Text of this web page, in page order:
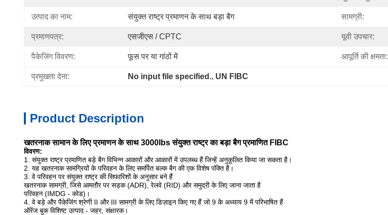
उत्पाद का नाम: संयुक्त राष्ट्र प्रमाणन के साथ बड़ा बैग सामग्री:
प्रमाणपत्र: एसजीएस / CPTC यूवी उपचार:
पैकेजिंग विवरण: फूस पर या गांठों में आपूर्ति की क्षमता:
प्रमुखता देना: No input file specified., UN FIBC
Product Description
खतरनाक सामान के लिए प्रमाणन के साथ 3000lbs संयुक्त राष्ट्र का बड़ा बैग प्रमाणित FIBC
विवरण:
1. संयुक्त राष्ट्र प्रमाणित बड़े बैग विभिन्न आकारों और आकारों में उपलब्ध हैं जिन्हें अनुकूलित किया जा सकता है।
2. यह खतरनाक सामग्रियों के परिवहन के लिए समर्पित बल्क बैग की एक विशेष पंक्ति है।
3. वे परिवहन पर संयुक्त राष्ट्र की सिफारिशों के अनुसार बने हैं
खतरनाक सामग्री, जिसे आमतौर पर सड़क (ADR), रेलवे (RID) और समुद्री के लिए जाना जाता है
परिवहन (IMDG - कोड)।
4. वे बड़े और पैकेजिंग श्रेणी II और III सामग्री के लिए डिज़ाइन किए गए हैं जो 9 के अध्याय 9 में परिभाषित हैं
ऑरेंज बुक विशिष्ट उत्पाद - जहर, संक्षारक।